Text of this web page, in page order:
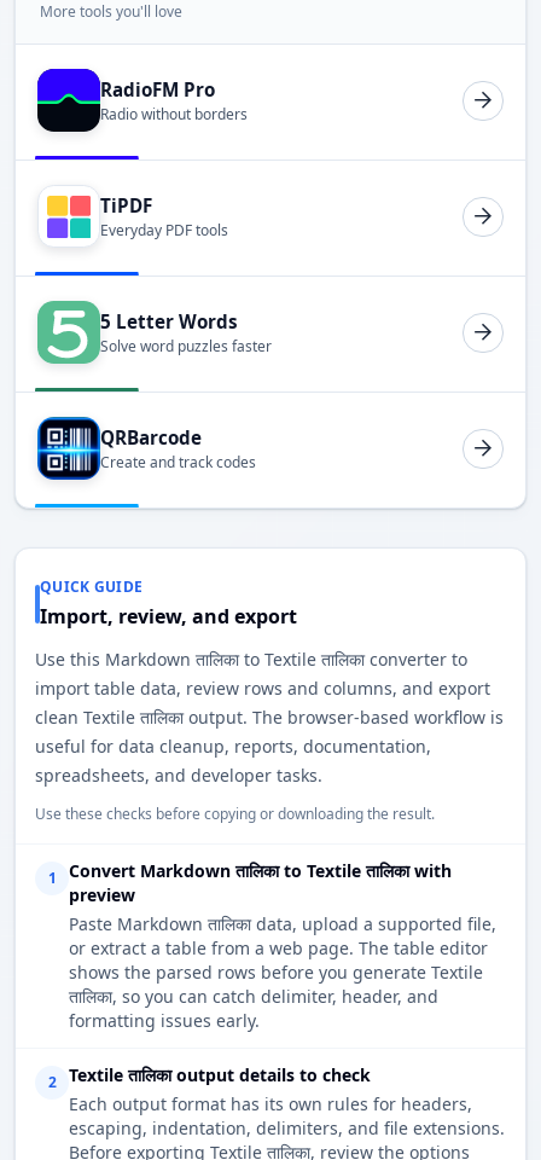
More tools you'll love
RadioFM Pro
Radio without borders
TiPDF
Everyday PDF tools
5 Letter Words
Solve word puzzles faster
QRBarcode
Create and track codes
QUICK GUIDE
Import, review, and export
Use this Markdown तालिका to Textile तालिका converter to
import table data, review rows and columns, and export
clean Textile तालिका output. The browser-based workflow is
useful for data cleanup, reports, documentation,
spreadsheets, and developer tasks.
Use these checks before copying or downloading the result.
1
Convert Markdown तालिका to Textile तालिका with
preview
Paste Markdown तालिका data, upload a supported file,
or extract a table from a web page. The table editor
shows the parsed rows before you generate Textile
तालिका, so you can catch delimiter, header, and
formatting issues early.
2
Textile तालिका output details to check
Each output format has its own rules for headers,
escaping, indentation, delimiters, and file extensions.
Before exporting Textile तालिका, review the options